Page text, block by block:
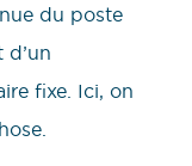
du poste
fixe. Ici, on